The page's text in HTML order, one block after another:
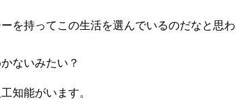
を持ってこの生活を選んでいるのだなと思わ
ないみたい？
知能がいます。